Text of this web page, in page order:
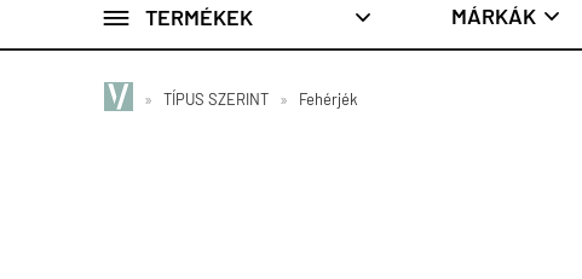
 TERMÉKEK  MÁRKÁK 
» TÍPUS SZERINT » Fehérjék